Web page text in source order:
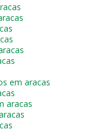
em aracas
aracas